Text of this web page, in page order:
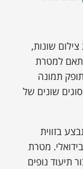
צילום שונות,
למטרת
תמונה
שונים של
בזווית
מטרת
תיעוד נופים